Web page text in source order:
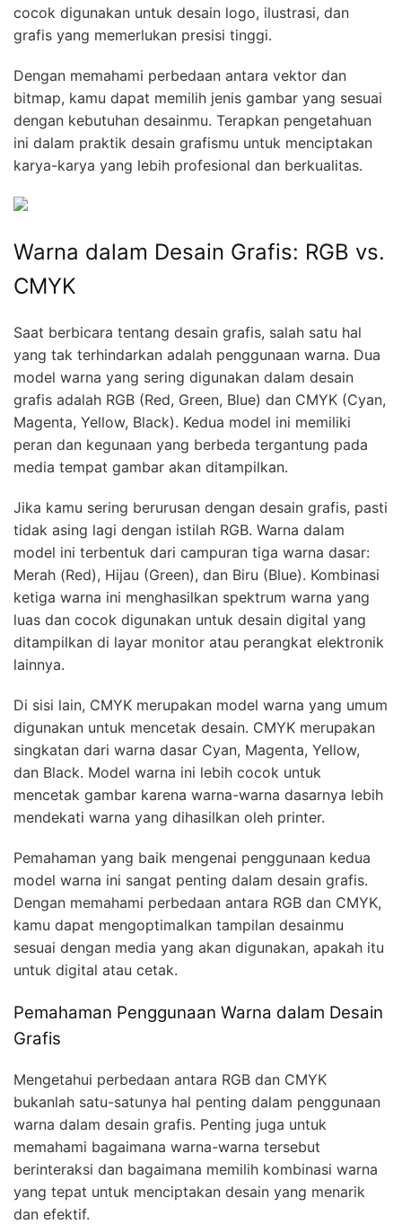
cocok digunakan untuk desain logo, ilustrasi, dan
grafis yang memerlukan presisi tinggi.
Dengan memahami perbedaan antara vektor dan
bitmap, kamu dapat memilih jenis gambar yang sesuai
dengan kebutuhan desainmu. Terapkan pengetahuan
ini dalam praktik desain grafismu untuk menciptakan
karya-karya yang lebih profesional dan berkualitas.
Warna dalam Desain Grafis: RGB vs.
CMYK
Saat berbicara tentang desain grafis, salah satu hal
yang tak terhindarkan adalah penggunaan warna. Dua
model warna yang sering digunakan dalam desain
grafis adalah RGB (Red, Green, Blue) dan CMYK (Cyan,
Magenta, Yellow, Black). Kedua model ini memiliki
peran dan kegunaan yang berbeda tergantung pada
media tempat gambar akan ditampilkan.
Jika kamu sering berurusan dengan desain grafis, pasti
tidak asing lagi dengan istilah RGB. Warna dalam
model ini terbentuk dari campuran tiga warna dasar:
Merah (Red), Hijau (Green), dan Biru (Blue). Kombinasi
ketiga warna ini menghasilkan spektrum warna yang
luas dan cocok digunakan untuk desain digital yang
ditampilkan di layar monitor atau perangkat elektronik
lainnya.
Di sisi lain, CMYK merupakan model warna yang umum
digunakan untuk mencetak desain. CMYK merupakan
singkatan dari warna dasar Cyan, Magenta, Yellow,
dan Black. Model warna ini lebih cocok untuk
mencetak gambar karena warna-warna dasarnya lebih
mendekati warna yang dihasilkan oleh printer.
Pemahaman yang baik mengenai penggunaan kedua
model warna ini sangat penting dalam desain grafis.
Dengan memahami perbedaan antara RGB dan CMYK,
kamu dapat mengoptimalkan tampilan desainmu
sesuai dengan media yang akan digunakan, apakah itu
untuk digital atau cetak.
Pemahaman Penggunaan Warna dalam Desain
Grafis
Mengetahui perbedaan antara RGB dan CMYK
bukanlah satu-satunya hal penting dalam penggunaan
warna dalam desain grafis. Penting juga untuk
memahami bagaimana warna-warna tersebut
berinteraksi dan bagaimana memilih kombinasi warna
yang tepat untuk menciptakan desain yang menarik
dan efektif.